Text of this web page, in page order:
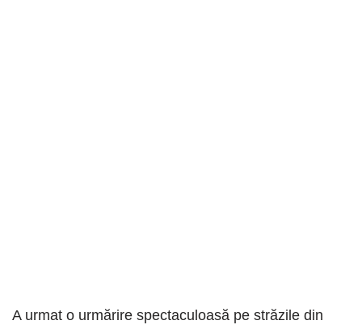
A urmat o urmărire spectaculoasă pe străzile din